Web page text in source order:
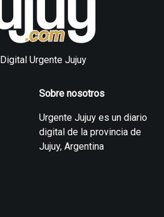
Urgente Jujuy
Sobre nosotros
Urgente Jujuy es un diario
digital de la provincia de
Jujuy, Argentina